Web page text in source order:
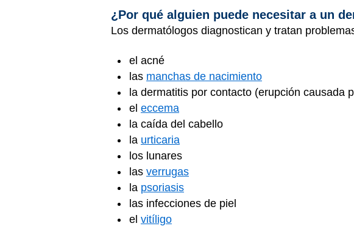
¿Por qué alguien puede necesitar a un
Los dermatólogos diagnostican y tratan
el acné
las manchas de nacimiento
la dermatitis por contacto (erupción causada
el eccema
la caída del cabello
la urticaria
los lunares
las verrugas
la psoriasis
las infecciones de piel
el vitíligo